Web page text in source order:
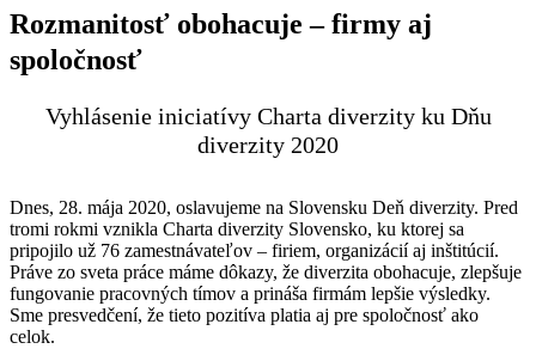
Rozmanitosť obohacuje – firmy aj
spoločnosť
Vyhlásenie iniciatívy Charta diverzity ku Dňu
diverzity 2020
Dnes, 28. mája 2020, oslavujeme na Slovensku Deň diverzity. Pred
tromi rokmi vznikla Charta diverzity Slovensko, ku ktorej sa
pripojilo už 76 zamestnávateľov – firiem, organizácií aj inštitúcií.
Práve zo sveta práce máme dôkazy, že diverzita obohacuje, zlepšuje
fungovanie pracovných tímov a prináša firmám lepšie výsledky.
Sme presvedčení, že tieto pozitíva platia aj pre spoločnosť ako
celok.